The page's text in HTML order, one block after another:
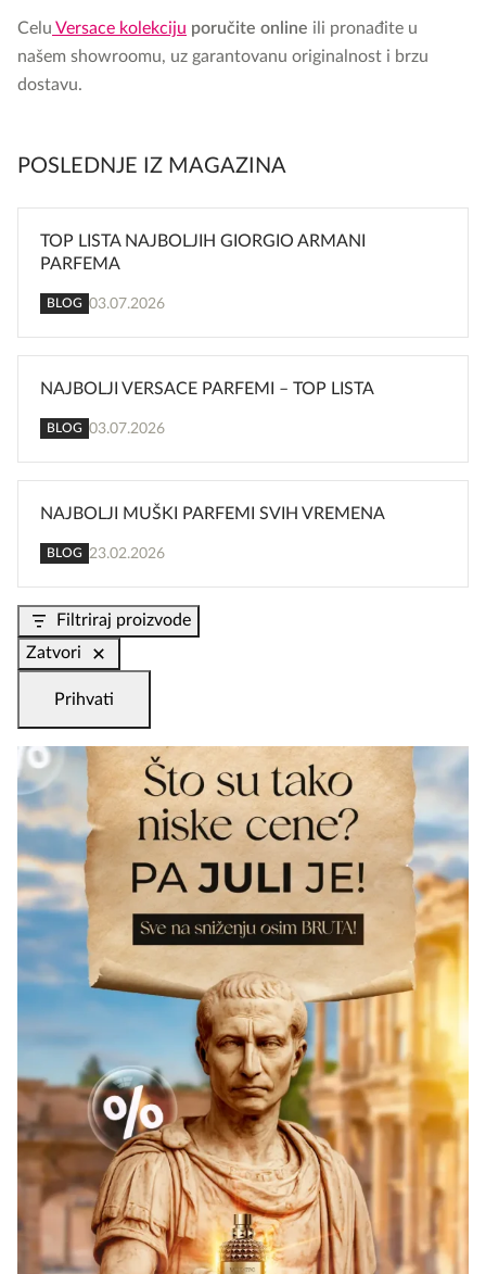
Celu Versace kolekciju poručite online ili pronađite u
našem showroomu, uz garantovanu originalnost i brzu
dostavu.
POSLEDNJE IZ MAGAZINA
TOP LISTA NAJBOLJIH GIORGIO ARMANI
PARFEMA
BLOG 03.07.2026
NAJBOLJI VERSACE PARFEMI – TOP LISTA
BLOG 03.07.2026
NAJBOLJI MUŠKI PARFEMI SVIH VREMENA
BLOG 23.02.2026
Filtriraj proizvode
Zatvori
Prihvati